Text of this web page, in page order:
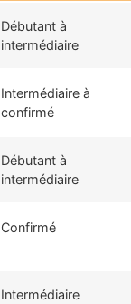
Débutant à
intermédiaire
Intermédiaire à
confirmé
Débutant à
intermédiaire
Confirmé
Intermédiaire